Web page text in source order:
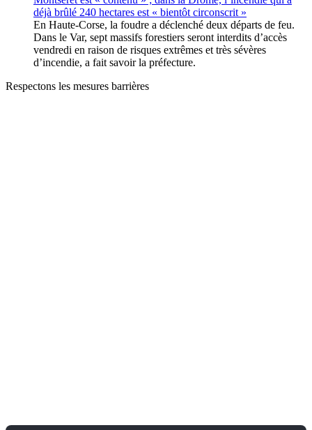
déjà brûlé 240 hectares est « bientôt circonscrit »
En Haute-Corse, la foudre a déclenché deux départs de feu.
Dans le Var, sept massifs forestiers seront interdits d’accès
vendredi en raison de risques extrêmes et très sévères
d’incendie, a fait savoir la préfecture.
Respectons les mesures barrières